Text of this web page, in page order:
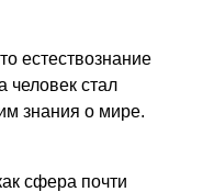
естествознание
человек стал
знания о мире.
сфера почти